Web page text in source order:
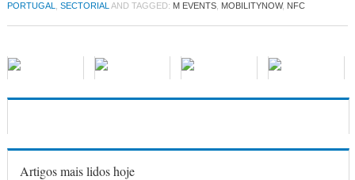
PORTUGAL
SECTORIAL AND TAGGED: M EVENTS, MOBILITYNOW, NFC
Artigos mais lidos hoje